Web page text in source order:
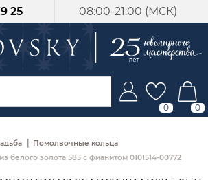
08:00-21:00 (МСК)
25
0 0
| Помолвочные кольца
белого золота 585 с фианитом 0101514-00772
от 15 дней с